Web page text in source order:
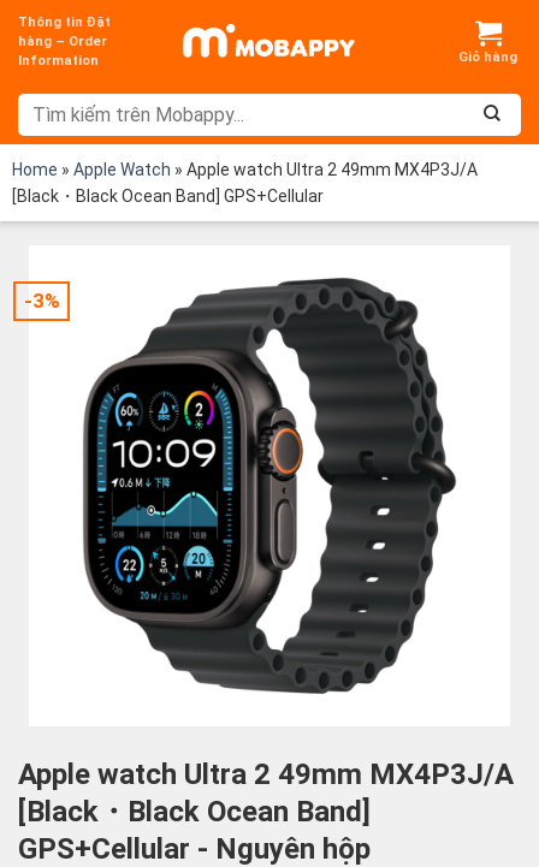
Chuyển
đến
dung
Thông tin Đặt
hàng – Order
Information
Home » Apple Watch » Apple watch Ultra 2 49mm MX4P3J/A
[Black・Black Ocean Band] GPS+Cellular
-3%
Apple watch Ultra 2 49mm MX4P3J/A
[Black・Black Ocean Band]
GPS+Cellular - Nguyên hộp